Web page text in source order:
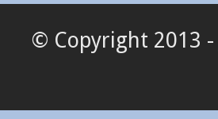
© Copyright 2013 -